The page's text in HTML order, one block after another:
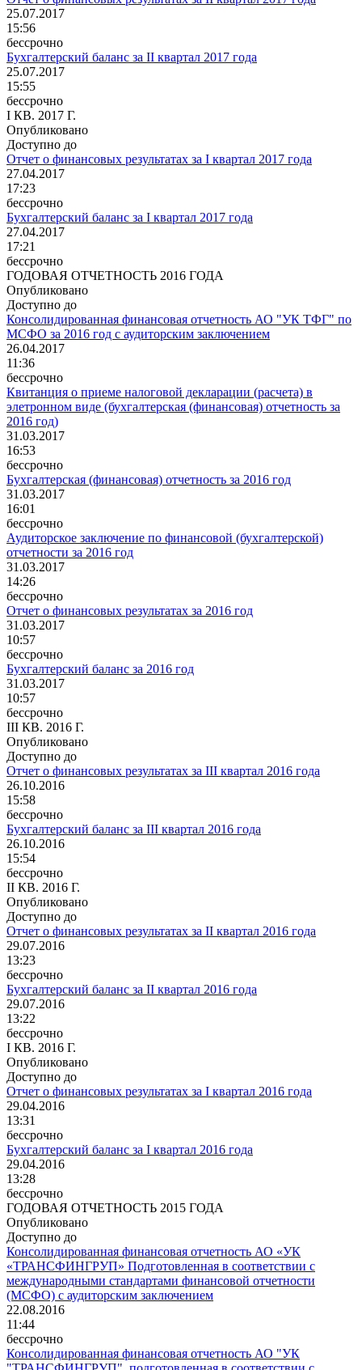
25.07.2017
15:56
бессрочно
Бухгалтерский баланс за II квартал 2017 года
25.07.2017
15:55
бессрочно
I КВ. 2017 Г.
Опубликовано
Доступно до
Отчет о финансовых результатах за I квартал 2017 года
27.04.2017
17:23
бессрочно
Бухгалтерский баланс за I квартал 2017 года
27.04.2017
17:21
бессрочно
ГОДОВАЯ ОТЧЕТНОСТЬ 2016 ГОДА
Опубликовано
Доступно до
Консолидированная финансовая отчетность АО "УК ТФГ" по
МСФО за 2016 год с аудиторским заключением
26.04.2017
11:36
бессрочно
Квитанция о приеме налоговой декларации (расчета) в
элетронном виде (бухгалтерская (финансовая) отчетность за
2016 год)
31.03.2017
16:53
бессрочно
Бухгалтерская (финансовая) отчетность за 2016 год
31.03.2017
16:01
бессрочно
Аудиторское заключение по финансовой (бухгалтерской)
отчетности за 2016 год
31.03.2017
14:26
бессрочно
Отчет о финансовых результатах за 2016 год
31.03.2017
10:57
бессрочно
Бухгалтерский баланс за 2016 год
31.03.2017
10:57
бессрочно
III КВ. 2016 Г.
Опубликовано
Доступно до
Отчет о финансовых результатах за III квартал 2016 года
26.10.2016
15:58
бессрочно
Бухгалтерский баланс за III квартал 2016 года
26.10.2016
15:54
бессрочно
II КВ. 2016 Г.
Опубликовано
Доступно до
Отчет о финансовых результатах за II квартал 2016 года
29.07.2016
13:23
бессрочно
Бухгалтерский баланс за II квартал 2016 года
29.07.2016
13:22
бессрочно
I КВ. 2016 Г.
Опубликовано
Доступно до
Отчет о финансовых результатах за I квартал 2016 года
29.04.2016
13:31
бессрочно
Бухгалтерский баланс за I квартал 2016 года
29.04.2016
13:28
бессрочно
ГОДОВАЯ ОТЧЕТНОСТЬ 2015 ГОДА
Опубликовано
Доступно до
Консолидированная финансовая отчетность АО «УК
«ТРАНСФИНГРУП» Подготовленная в соответствии с
международными стандартами финансовой отчетности
(МСФО) с аудиторским заключением
22.08.2016
11:44
бессрочно
Консолидированная финансовая отчетность АО "УК